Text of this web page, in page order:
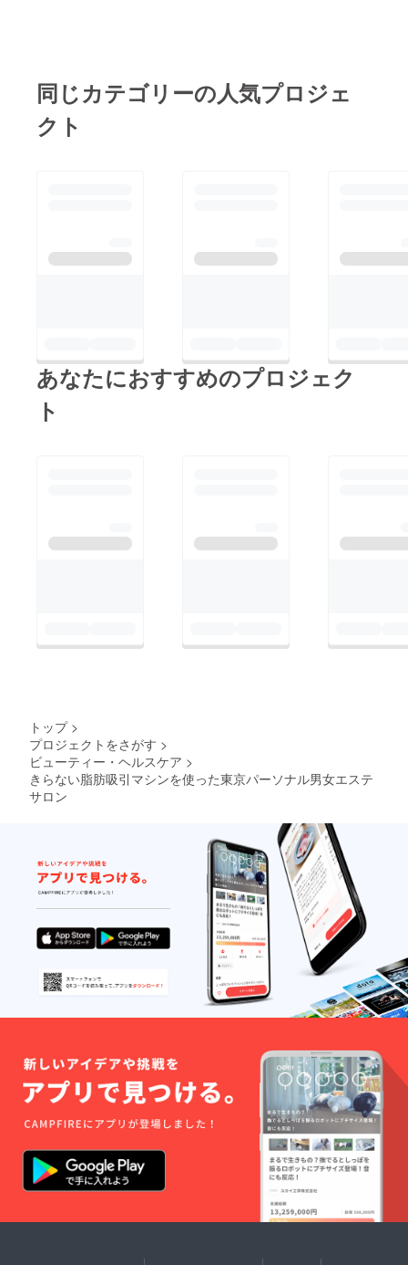
同じカテゴリーの人気プロジェ
クト
あなたにおすすめのプロジェク
ト
トップ >
プロジェクトをさがす >
ビューティー・ヘルスケア >
きらない脂肪吸引マシンを使った東京パーソナル男女エステ
サロン